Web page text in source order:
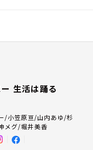
生活は踊る
/小笠原亘/山内あゆ/杉
メグ/堀井美香